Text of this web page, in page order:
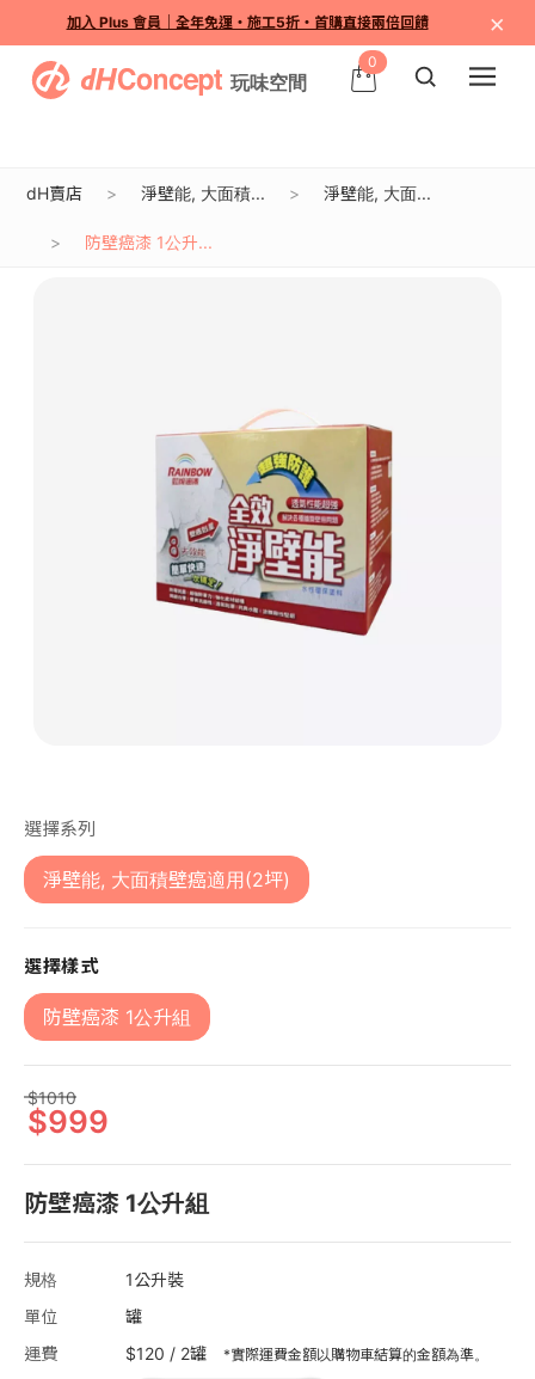
加入 Plus 會員｜全年免運・施工5折・首購直接兩倍回饋 ×
0
dH賣店 淨壁能, 大面積... 淨壁能, 大面...
防壁癌漆 1公升...
選擇系列
淨壁能, 大面積壁癌適用(2坪)
選擇樣式
防壁癌漆 1公升組
1010
999
防壁癌漆 1公升組
規格
1公升裝
單位
罐
運費
$120 / 2罐 *實際運費金額以購物車結算的金額為準。